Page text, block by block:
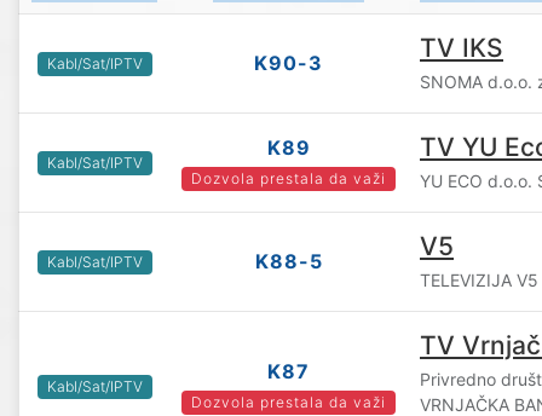
Kabl/Sat/IPTV K90-3 TV IKS
SNOMA d.o.o.
Kabl/Sat/IPTV
K89
Dozvola prestala da važi
TV YU
YU ECO d.o.o.
Kabl/Sat/IPTV K88-5 V5
TELEVIZIJA
Kabl/Sat/IPTV
K87
Dozvola prestala da važi
TV
Privredno
VRNJAČKA